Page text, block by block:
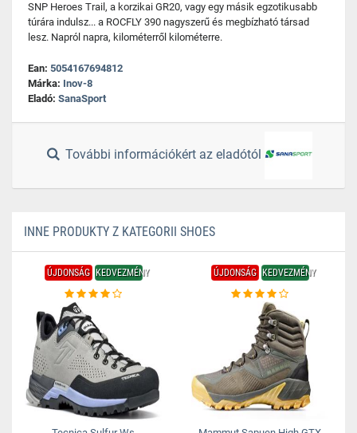
SNP Heroes Trail, a korzikai GR20, vagy egy másik egzotikusabb
túrára indulsz... a ROCFLY 390 nagyszerű és megbízható társad
lesz. Napról napra, kilométerről kilométerre.
Ean: 5054167694812
Márka: Inov-8
Eladó: SanaSport
További információkért az eladótól
INNE PRODUKTY Z KATEGORII SHOES
ÚJDONSÁG KEDVEZMÉNY ÚJDONSÁG KEDVEZMÉNY